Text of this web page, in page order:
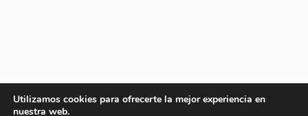
Utilizamos cookies para ofrecerte la mejor experiencia en
nuestra web.